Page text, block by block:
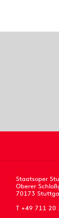
Staatsoper
Oberer
70173
T +49 711 20